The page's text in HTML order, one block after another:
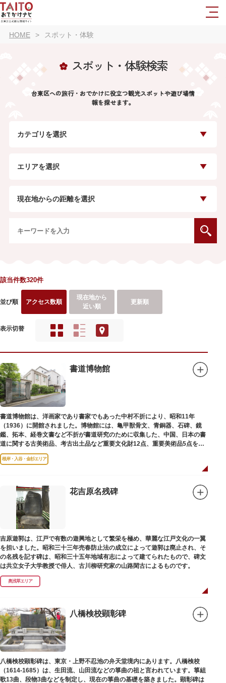
HOME スポット・体験
スポット・体験検索
台東区への旅行・おでかけに役立つ観光スポットや遊び場情
報を探せます。
カテゴリを選択
エリアを選択
現在地からの距離を選択
該当件数320件
並び順 アクセス数順
現在地から
近い順
更新順
表示切替
書道博物館
書道博物館は、洋画家であり書家でもあった中村不折により、昭和11年
（1936）に開館されました。博物館には、亀甲獣骨文、青銅器、石碑、鏡
鑑、拓本、経巻文書など不折が書道研究のために収集した、中国、日本の書
道に関する古美術品、考古出土品など重要文化財12点、重要美術品5点を含
む約16000点が収蔵されています。
根岸・入谷・金杉エリア
花吉原名残碑
吉原遊郭は、江戸で有数の遊興地として繁栄を極め、華麗な江戸文化の一翼
を担いました。昭和三十三年売春防止法の成立によって遊郭は廃止され、そ
の名残を記す碑は、昭和三十五年地域有志によって建てられたもので、碑文
は共立女子大学教授で俳人、古川柳研究家の山路閑古によるものです。
奥浅草エリア
八橋検校顕彰碑
八橋検校顕彰碑は、東京・上野不忍池の弁天堂境内にあります。八橋検校
（1614-1685）は、生田流、山田流などの箏曲の祖と言われています。箏組
歌13曲、段物3曲などを制定し、現在の箏曲の基礎を築きました。顕彰碑は